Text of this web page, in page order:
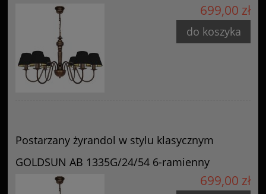
699,00 zł
do koszyka
Postarzany żyrandol w stylu klasycznym
GOLDSUN AB 1335G/24/54 6-ramienny
699,00 zł